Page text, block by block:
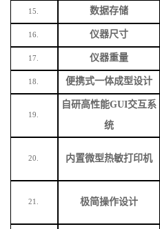
15. 数据存储
16. 仪器尺寸
17. 仪器重量
18. 便携式一体成型设计
19.
自研高性能GUI交互系
统
20. 内置微型热敏打印机
21. 极简操作设计